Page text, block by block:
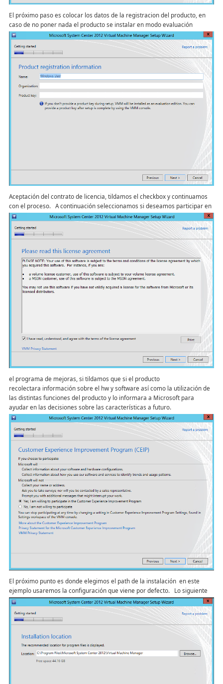
El próximo paso es colocar los datos de la registracion del producto, en
caso de no poner nada el producto se instalar en modo evaluación
Aceptación del contrato de licencia, tildamos el checkbox y continuamos
con el proceso. A continuación seleccionamos si deseamos participar en
el programa de mejoras, si tildamos que si el producto
recolectara información sobre el hw y software así como la utilización de
las distintas funciones del producto y lo informara a Microsoft para
ayudar en las decisiones sobre las características a futuro.
El próximo punto es donde elegimos el path de la instalación en este
ejemplo usaremos la configuración que viene por defecto.
Lo siguiente